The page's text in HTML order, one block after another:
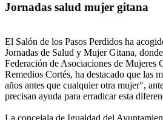
Jornadas salud mujer gitana
El Salón de los Pasos Perdidos ha
Jornadas de Salud y Mujer Gitana,
Federación de Asociaciones de Mujeres
Remedios Cortés, ha destacado que las
años antes que cualquier otra mujer",
precisan ayuda para erradicar esta
La concejala de Igualdad del